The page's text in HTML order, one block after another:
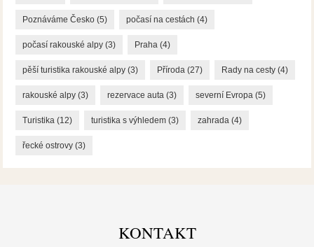
Poznáváme Česko (5) počasí na cestách (4)
počasí rakouské alpy (3) Praha (4)
pěší turistika rakouské alpy (3) Příroda (27) Rady na cesty (4)
rakouské alpy (3) rezervace auta (3) severní Evropa (5)
Turistika (12) turistika s výhledem (3) zahrada (4)
řecké ostrovy (3)
KONTAKT